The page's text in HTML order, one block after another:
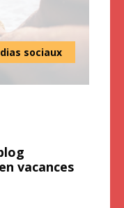
sociaux
vacances